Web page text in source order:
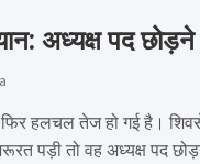
अध्यक्ष पद
फिर हलचल तेज हो गई है।
पड़ी तो वह अध्यक्ष पद